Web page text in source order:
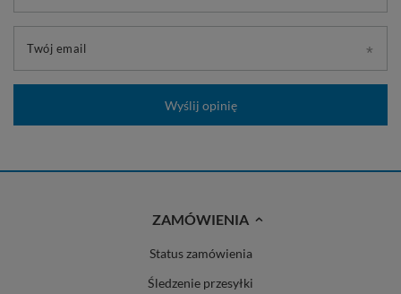
Twój email
Wyślij opinię
ZAMÓWIENIA
Status zamówienia
Śledzenie przesyłki